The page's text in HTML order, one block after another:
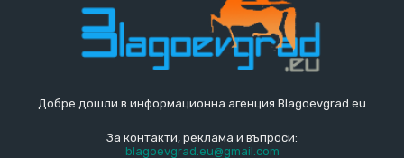
Добре дошли в информационна агенция Blagoevgrad.eu
За контакти, реклама и въпроси:
blagoevgrad.eu@gmail.com